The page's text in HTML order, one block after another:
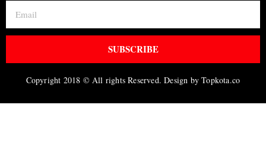
SUBSCRIBE
Copyright 2018 © All rights Reserved. Design by Topkota.co